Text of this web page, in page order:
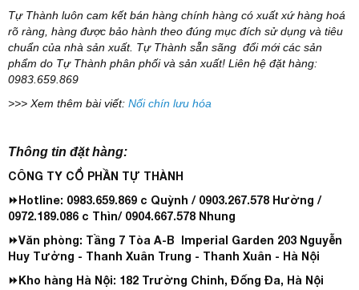
Tự Thành luôn cam kết bán hàng chính hàng có xuất xứ hàng hoá
rõ ràng, hàng được bảo hành theo đúng mục đích sử dụng và tiêu
chuẩn của nhà sản xuất. Tự Thành sẵn sãng đổi mới các sản
phẩm do Tự Thành phân phối và sản xuất! Liên hệ đặt hàng:
0983.659.869
>>> Xem thêm bài viết: Nối chín lưu hóa
Thông tin đặt hàng:
CÔNG TY CỔ PHẦN TỰ THÀNH
⏩Hotline: 0983.659.869 c Quỳnh / 0903.267.578 Hường /
0972.189.086 c Thìn/ 0904.667.578 Nhung
⏩Văn phòng: Tầng 7 Tòa A-B Imperial Garden 203 Nguyễn
Huy Tưởng - Thanh Xuân Trung - Thanh Xuân - Hà Nội
⏩Kho hàng Hà Nội: 182 Trường Chinh, Đống Đa, Hà Nội